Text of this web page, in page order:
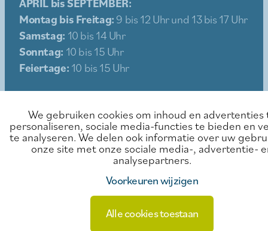
Montag bis Freitag: 9 bis 12 Uhr und 13 bis 17 Uhr
Samstag: 10 bis 14 Uhr
Sonntag: 10 bis 15 Uhr
Feiertage: 10 bis 15 Uhr
Sitemap
Erleben Sie
Essen & Trinken
Kontakt
Mietbedingungen
Datenschutz
We gebruiken cookies om inhoud en advertenties
personaliseren, sociale media-functies te bieden en
te analyseren. We delen ook informatie over uw
onze site met onze sociale media-, advertentie-
analysepartners.
Voorkeuren wijzigen
Alle cookies toestaan